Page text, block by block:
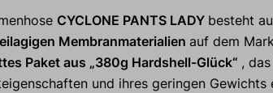
CYCLONE PANTS LADY besteht
Membranmaterialien auf dem
Paket aus „380g Hardshell-Glück“ ,
und ihres geringen